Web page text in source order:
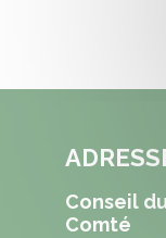
Conseil
Comté